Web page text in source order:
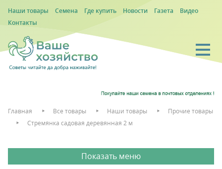
Наши товары Семена Где купить Новости Газета
Видео
Контакты
Главная Все товары Наши товары
Прочие товары
Стремянка садовая деревянная 2 м